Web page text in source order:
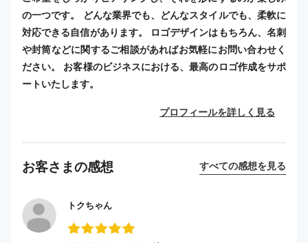
の一つです。 どんな業界でも、どんなスタイルでも、柔軟に
対応できる自信があります。 ロゴデザインはもちろん、名刺
や封筒などに関するご相談があればお気軽にお問い合わせく
ださい。 お客様のビジネスにおける、最高のロゴ作成をサポ
ートいたします。
プロフィールを詳しく見る
お客さまの感想 すべての感想を見る
トクちゃん